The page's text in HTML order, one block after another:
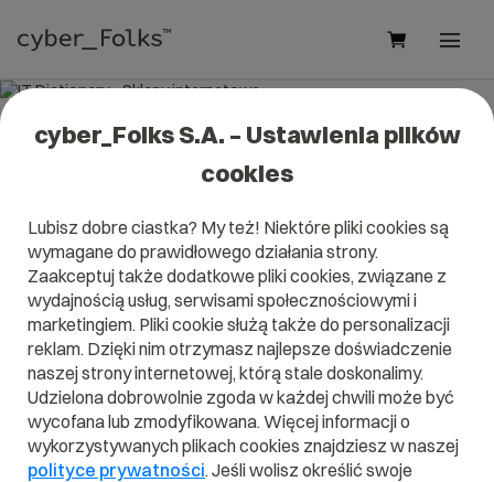
IT Dictionary - Sklepy internetowe
A B C D E F G H
I
J
K L M N O P Q
R
S
T U V W X Y Z
cyber_Folks S.A. – Ustawienia plików
cookies
Lubisz dobre ciastka? My też! Niektóre pliki cookies są
wymagane do prawidłowego działania strony.
Zaakceptuj także dodatkowe pliki cookies, związane z
wydajnością usług, serwisami społecznościowymi i
marketingiem. Pliki cookie służą także do personalizacji
reklam. Dzięki nim otrzymasz najlepsze doświadczenie
naszej strony internetowej, którą stale doskonalimy.
Udzielona dobrowolnie zgoda w każdej chwili może być
wycofana lub zmodyfikowana. Więcej informacji o
wykorzystywanych plikach cookies znajdziesz w naszej
polityce prywatności. Jeśli wolisz określić swoje